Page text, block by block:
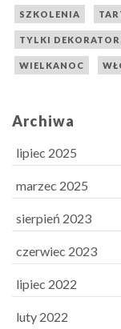
SZKOLENIA
TYLKI
WIELKANOC
Archiwa
lipiec 2025
marzec 2025
sierpień 2023
czerwiec 2023
lipiec 2022
luty 2022